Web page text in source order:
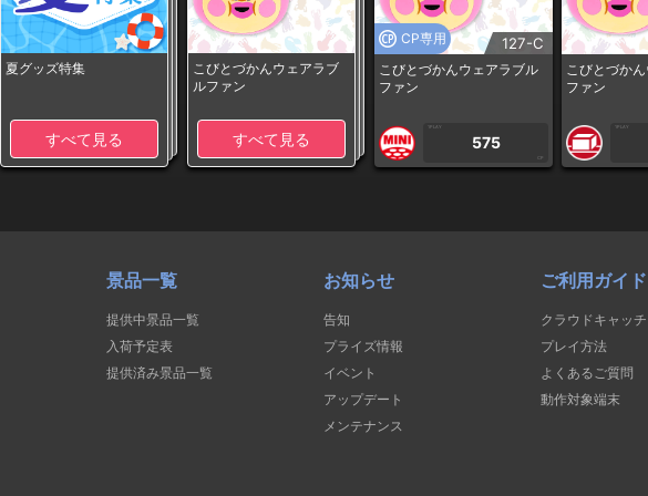
夏グッズ特集
すべて見る
こびとづかんウェアラブ
ルファン
すべて見る
CP専用 127-C
こびとづかんウェアラブル
ファン
1PLAY
575
CP
こびとづか
ファン
1PLAY
景品一覧
提供中景品一覧
入荷予定表
提供済み景品一覧
お知らせ
告知
プライズ情報
イベント
アップデート
メンテナンス
ご利用ガイド
クラウドキャッ
プレイ方法
よくあるご質問
動作対象端末